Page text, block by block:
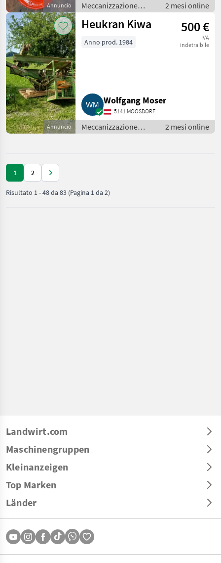
Annuncio
Meccanizzazione
interna / Fienagione
2 mesi online
Annuncio
Heukran Kiwa 500 €
IVA
indetraibile
Anno prod. 1984
Wolfgang Moser
5141 MOOSDORF
Meccanizzazione
interna / Fienagione
2 mesi online
1 2
Risultato 1-48da 83 (Pagina 1 da 2)
Landwirt.com
Maschinengruppen
Kleinanzeigen
Top Marken
Länder